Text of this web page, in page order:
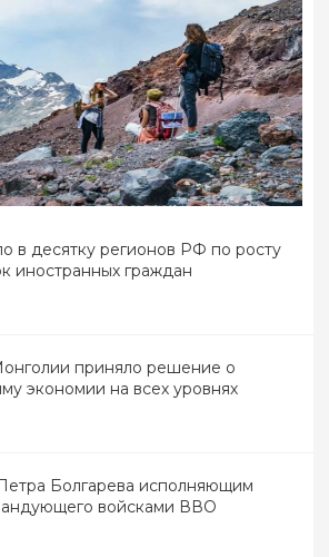
в десятку регионов РФ по росту
иностранных граждан
приняло решение о
экономии на всех уровнях
Болгарева исполняющим
войсками ВВО